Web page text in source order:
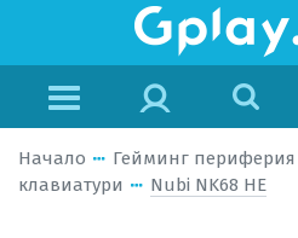
Начало Гейминг периферия
клавиатури
Nubi NK68 HE